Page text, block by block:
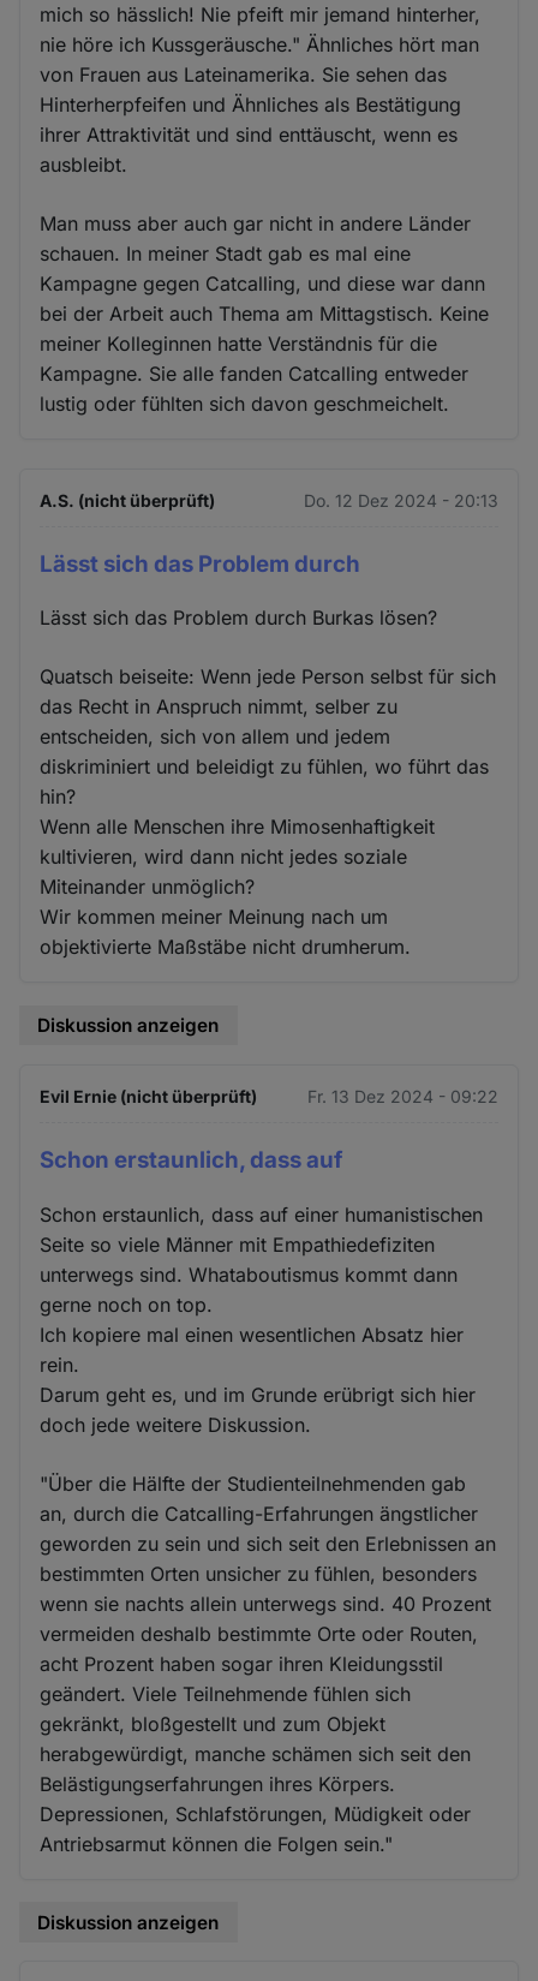
mich so hässlich! Nie pfeift mir jemand hinterher,
nie höre ich Kussgeräusche." Ähnliches hört man
von Frauen aus Lateinamerika. Sie sehen das
Hinterherpfeifen und Ähnliches als Bestätigung
ihrer Attraktivität und sind enttäuscht, wenn es
ausbleibt.
Man muss aber auch gar nicht in andere Länder
schauen. In meiner Stadt gab es mal eine
Kampagne gegen Catcalling, und diese war dann
bei der Arbeit auch Thema am Mittagstisch. Keine
meiner Kolleginnen hatte Verständnis für die
Kampagne. Sie alle fanden Catcalling entweder
lustig oder fühlten sich davon geschmeichelt.
A.S. (nicht überprüft) Do. 12 Dez 2024 - 20:13
Lässt sich das Problem durch
Lässt sich das Problem durch Burkas lösen?
Quatsch beiseite: Wenn jede Person selbst für sich
das Recht in Anspruch nimmt, selber zu
entscheiden, sich von allem und jedem
diskriminiert und beleidigt zu fühlen, wo führt das
hin?
Wenn alle Menschen ihre Mimosenhaftigkeit
kultivieren, wird dann nicht jedes soziale
Miteinander unmöglich?
Wir kommen meiner Meinung nach um
objektivierte Maßstäbe nicht drumherum.
Diskussion anzeigen
Evil Ernie (nicht überprüft) Fr. 13 Dez 2024 - 09:22
Schon erstaunlich, dass auf
Schon erstaunlich, dass auf einer humanistischen
Seite so viele Männer mit Empathiedefiziten
unterwegs sind. Whataboutismus kommt dann
gerne noch on top.
Ich kopiere mal einen wesentlichen Absatz hier
rein.
Darum geht es, und im Grunde erübrigt sich hier
doch jede weitere Diskussion.
"Über die Hälfte der Studienteilnehmenden gab
an, durch die Catcalling-Erfahrungen ängstlicher
geworden zu sein und sich seit den Erlebnissen an
bestimmten Orten unsicher zu fühlen, besonders
wenn sie nachts allein unterwegs sind. 40 Prozent
vermeiden deshalb bestimmte Orte oder Routen,
acht Prozent haben sogar ihren Kleidungsstil
geändert. Viele Teilnehmende fühlen sich
gekränkt, bloßgestellt und zum Objekt
herabgewürdigt, manche schämen sich seit den
Belästigungserfahrungen ihres Körpers.
Depressionen, Schlafstörungen, Müdigkeit oder
Antriebsarmut können die Folgen sein."
Diskussion anzeigen